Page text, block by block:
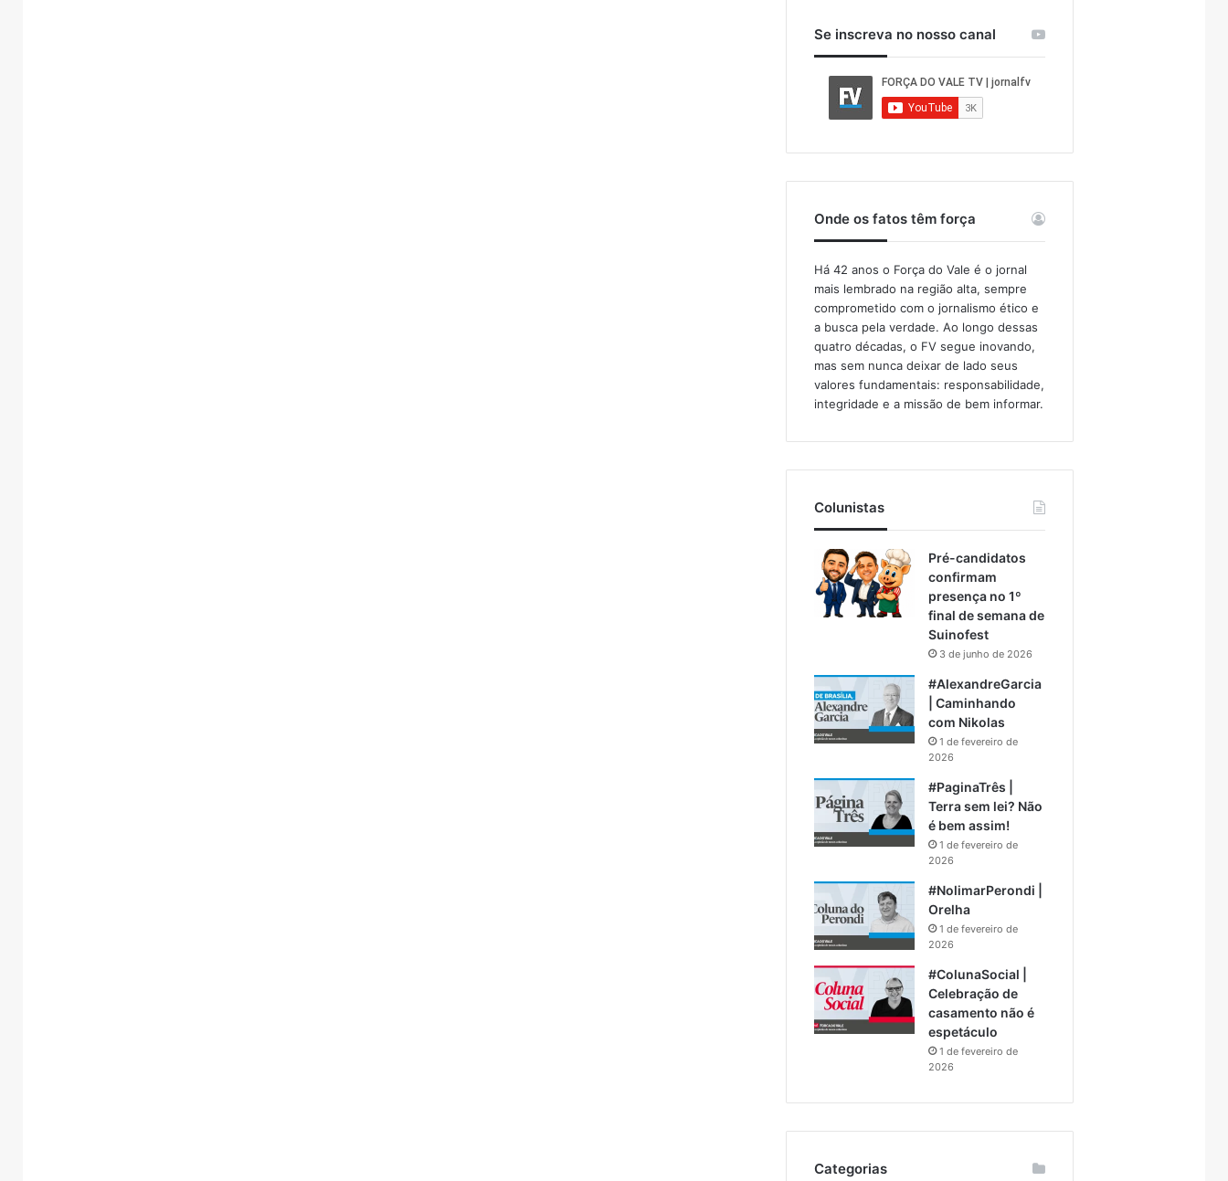
Se inscreva no nosso canal
Onde os fatos têm força
Há 42 anos o Força do Vale é o jornal
mais lembrado na região alta, sempre
comprometido com o jornalismo ético e
a busca pela verdade. Ao longo dessas
quatro décadas, o FV segue inovando,
mas sem nunca deixar de lado seus
valores fundamentais: responsabilidade,
integridade e a missão de bem informar.​
Colunistas
Pré-candidatos
confirmam
presença no 1º
final de semana de
Suinofest
3 de junho de 2026
#AlexandreGarcia
| Caminhando
com Nikolas
1 de fevereiro de
2026
#PaginaTrês |
Terra sem lei? Não
é bem assim!
1 de fevereiro de
2026
#NolimarPerondi |
Orelha
1 de fevereiro de
2026
#ColunaSocial |
Celebração de
casamento não é
espetáculo
1 de fevereiro de
2026
Categorias